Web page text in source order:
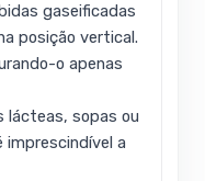
gaseificadas
posição vertical.
o apenas
lácteas, sopas ou
a